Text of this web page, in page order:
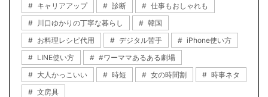
キャリアアップ
診断
仕事もおしゃれも
川口ゆかりの丁寧な暮らし
韓国
お料理レシピ代用
デジタル苦手
iPhone使い方
LINE使い方
#ワーママあるある劇場
大人かっこいい
時短 女の時間割
時事ネタ
文房具